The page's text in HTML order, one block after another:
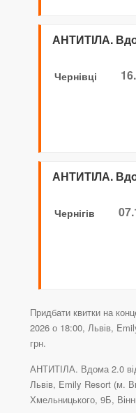
АНТИТІЛА.
Чернівці
АНТИТІЛА.
Чернігів
Придбати квитки на
2026 о 18:00, Львів,
грн.
АНТИТІЛА. Вдома 2.0
Львів, Emily Resort (м.
Хмельницького, 9Б,